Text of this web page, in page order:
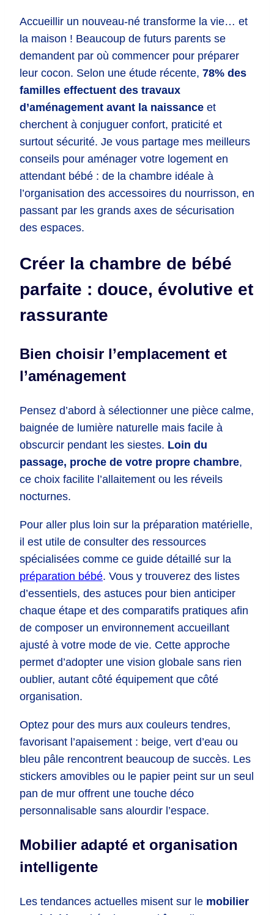
Accueillir un nouveau-né transforme la vie… et
la maison ! Beaucoup de futurs parents se
demandent par où commencer pour préparer
leur cocon. Selon une étude récente, 78% des
familles effectuent des travaux
d’aménagement avant la naissance et
cherchent à conjuguer confort, praticité et
surtout sécurité. Je vous partage mes meilleurs
conseils pour aménager votre logement en
attendant bébé : de la chambre idéale à
l’organisation des accessoires du nourrisson, en
passant par les grands axes de sécurisation
des espaces.
Créer la chambre de bébé
parfaite : douce, évolutive et
rassurante
Bien choisir l’emplacement et
l’aménagement
Pensez d’abord à sélectionner une pièce calme,
baignée de lumière naturelle mais facile à
obscurcir pendant les siestes. Loin du
passage, proche de votre propre chambre,
ce choix facilite l’allaitement ou les réveils
nocturnes.
Pour aller plus loin sur la préparation matérielle,
il est utile de consulter des ressources
spécialisées comme ce guide détaillé sur la
préparation bébé. Vous y trouverez des listes
d’essentiels, des astuces pour bien anticiper
chaque étape et des comparatifs pratiques afin
de composer un environnement accueillant
ajusté à votre mode de vie. Cette approche
permet d’adopter une vision globale sans rien
oublier, autant côté équipement que côté
organisation.
Optez pour des murs aux couleurs tendres,
favorisant l’apaisement : beige, vert d’eau ou
bleu pâle rencontrent beaucoup de succès. Les
stickers amovibles ou le papier peint sur un seul
pan de mur offrent une touche déco
personnalisable sans alourdir l’espace.
Mobilier adapté et organisation
intelligente
Les tendances actuelles misent sur le mobilier